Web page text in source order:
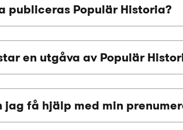
publiceras Populär Historia?
en utgåva av Populär
jag få hjälp med min